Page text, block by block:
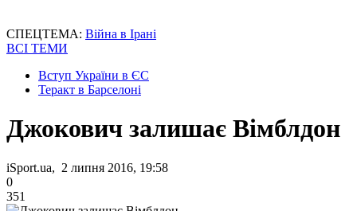
СПЕЦТЕМА: Війна в Ірані
ВСІ ТЕМИ
Вступ України в ЄС
Теракт в Барселоні
Джокович залишає Вімблдон
iSport.ua, 2 липня 2016, 19:58
0
351